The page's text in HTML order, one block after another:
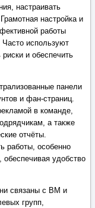
настраивать
настройка и
работы
Часто используют
и обеспечить
панели
и фан-страниц.
в команде,
а также
отчёты.
работы, особенно
обеспечивая удобство
связаны с BM и
групп,